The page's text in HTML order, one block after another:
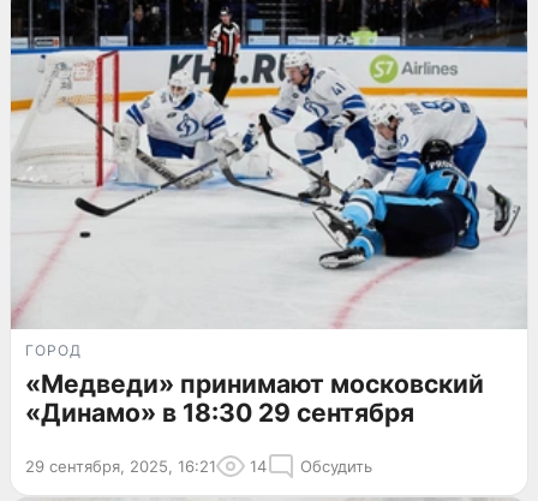
ГОРОД
«Медведи» принимают московский
«Динамо» в 18:30 29 сентября
29 сентября, 2025, 16:21 14 Обсудить